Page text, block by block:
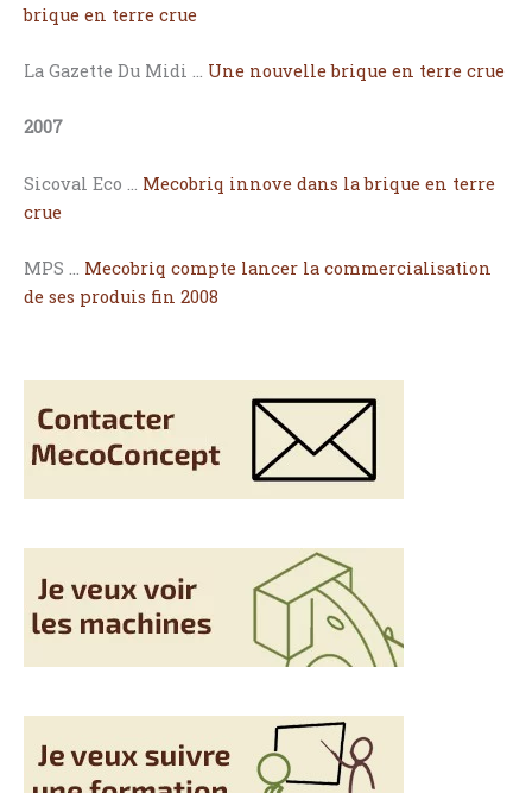
brique en terre crue
La Gazette Du Midi … Une nouvelle brique en terre crue
2007
Sicoval Eco … Mecobriq innove dans la brique en terre
crue
MPS … Mecobriq compte lancer la commercialisation
de ses produis fin 2008